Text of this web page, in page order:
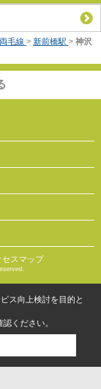
毛線 > 新前橋駅 > 神沢
セスマップ
ス向上検討を目的と
認ください。